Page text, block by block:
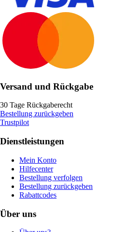
Versand und Rückgabe
30 Tage Rückgaberecht
Bestellung zurückgeben
Trustpilot
Dienstleistungen
Mein Konto
Hilfecenter
Bestellung verfolgen
Bestellung zurückgeben
Rabattcodes
Über uns